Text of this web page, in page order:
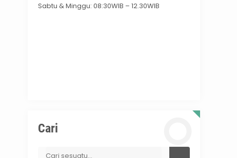
Sabtu & Minggu: 08:30WIB – 12.30WIB
Cari